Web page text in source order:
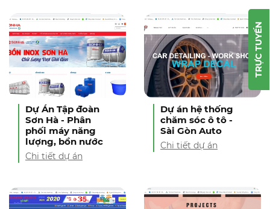
Dự Án Tập đoàn
Sơn Hà - Phân
phối máy năng
lượng, bồn nước
Chi tiết dự án
Dự án hệ thống
chăm sóc ô tô -
Sài Gòn Auto
Chi tiết dự án
TRỰC TUYẾN